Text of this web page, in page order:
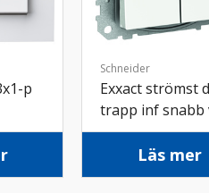
p
Schneider
Exxact strömst
trapp inf snabb
Läs mer